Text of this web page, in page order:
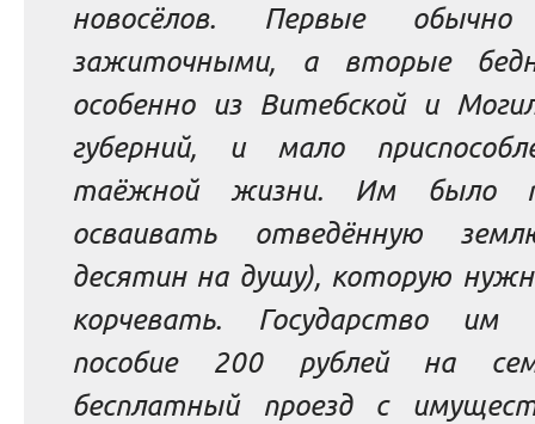
новосёлов. Первые
зажиточными, а вторые
особенно из Витебской и
губерний, и мало
таёжной жизни. Им было
осваивать отведённую
десятин на душу), которую
корчевать. Государство им
пособие 200 рублей на
бесплатный проезд с